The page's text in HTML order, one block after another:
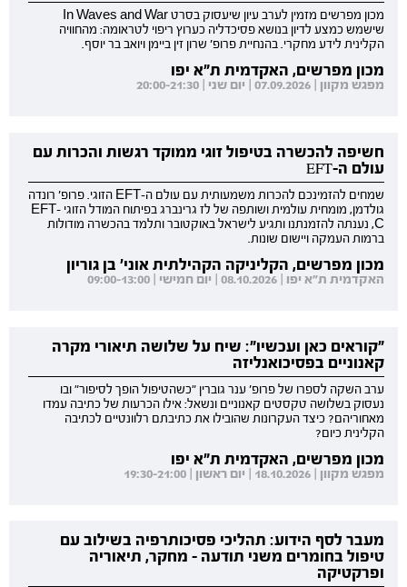
מכון מפרשים מזמין לערב עיון שיעסוק בסרט In Waves and War
שישמש כמצע לדיון בנושא פסיכדליה כערוץ ריפוי לטראומה: מהחוויה
הקלינית לידע מחקרי. בהנחיית פרופ' שרון זין ביימן ויואב בר יוסף.
מכון מפרשים, האקדמית ת"א יפו
מפגש מקוון | 07.09.2026 | יום שני | 20:00-21:30
חשיפה להכשרה בטיפול זוגי ממוקד רגשות והכרות עם
עולם ה-EFT
שמחים להזמינכם להכרות משמעותית עם עולם ה-EFT הזוגי. פרופ' רונדה
גולדמן, מומחית עולמית ושותפה של לז גרינברג בפיתוח המודל הזוגי EFT-
C, נענתה להזמנתנו ותגיע לישראל באוקטובר ותלמד בהכשרה מודולות
ברמות העמקה ויישום שונות.
מכון מפרשים, הקליניקה הקהילתית אוני' בן גוריון
האקדמית ת"א יפו | 08.10.2026 | יום חמישי | 09:00-13:00
"קוראים כאן ועכשיו": שיח על שלושה תיאורי מקרה
קאנוניים בפסיכואנליזה
ערב השקה לספרו של פרופ' ענר גוברין "כשהטיפול הופך לסיפור" ובו
נעסוק בשלושה טקסטים קאנוניים ונשאל: אילו הכרעות של כתיבה עמדו
מאחוריהם? כיצד העקרונות שהובילו את כתיבתם רלוונטיים לכתיבה
הקלינית כיום?
מכון מפרשים, האקדמית ת"א יפו
מפגש מקוון | 18.10.2026 | יום ראשון | 19:30-21:00
מעבר לסף הידוע: תהליכי פסיכותרפיה בשילוב עם
טיפול בחומרים משני תודעה - מחקר, תיאוריה
ופרקטיקה